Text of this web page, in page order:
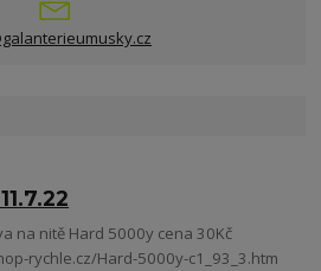
na nitě Hard 5000y cena 30Kč
rychle.cz/Hard-5000y-c1_93_3.htm